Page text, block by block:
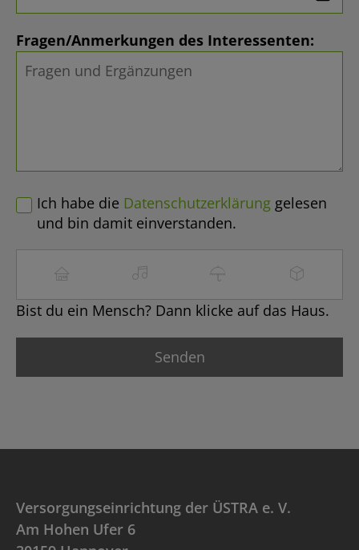
Fragen/Anmerkungen des Interessenten:
Ich habe die Datenschutzerklärung gelesen
und bin damit einverstanden.
Bist du ein Mensch? Dann klicke auf das Haus.
Versorgungseinrichtung der ÜSTRA e. V.
Am Hohen Ufer 6